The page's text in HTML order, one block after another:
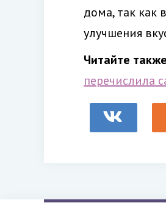
дома, так как
улучшения
Читайте
перечислила